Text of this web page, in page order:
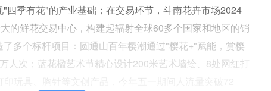
四季有花"的产业基础；在交易环节，斗南花卉市场2024
的鲜花交易中心，构建起辐射全球60多个国家和地区的销
多个标杆项目：圆通山百年樱潮通过"樱花+"赋能，赏樱
人次；蓝花楹艺术节精心设计200米艺术墙绘、8处网红打